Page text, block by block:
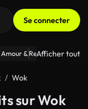
Se connecter
Amour & Relations Le
Afficher tout
Wok
sur Wok